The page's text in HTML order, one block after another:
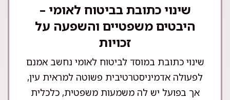
שינוי כתובת בביטוח לאומי –
היבטים משפטיים והשפעה על
זכויות
שינוי כתובת במוסד לביטוח לאומי נחשב אמנם
לפעולה אדמיניסטרטיבית פשוטה למראית עין,
אך בפועל יש לה משמעות משפטית, כלכלית